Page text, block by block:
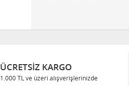
ÜCRETSIZ KARGO
1.000 TL ve üzeri alışverişlerinizde